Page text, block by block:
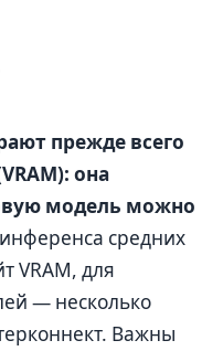
прежде всего
она
модель можно
средних
VRAM, для
— несколько
Важны